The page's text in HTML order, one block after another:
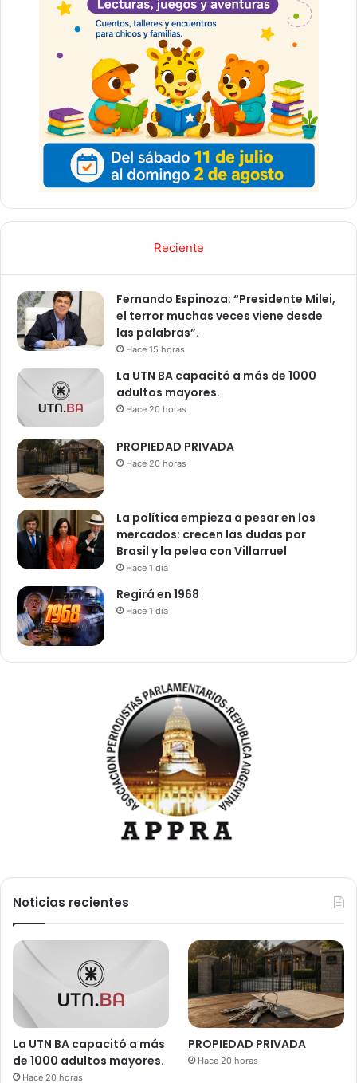
Reciente
Fernando Espinoza: “Presidente Milei,
el terror muchas veces viene desde
las palabras”.
Hace 15 horas
La UTN BA capacitó a más de 1000
adultos mayores.
Hace 20 horas
PROPIEDAD PRIVADA
Hace 20 horas
La política empieza a pesar en los
mercados: crecen las dudas por
Brasil y la pelea con Villarruel
Hace 1 día
Regirá en 1968
Hace 1 día
Noticias recientes
La UTN BA capacitó a más
de 1000 adultos mayores.
Hace 20 horas
PROPIEDAD PRIVADA
Hace 20 horas